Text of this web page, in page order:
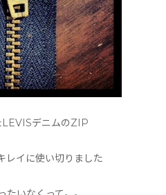
LEVISデニムのZIP
レイに使い切りました